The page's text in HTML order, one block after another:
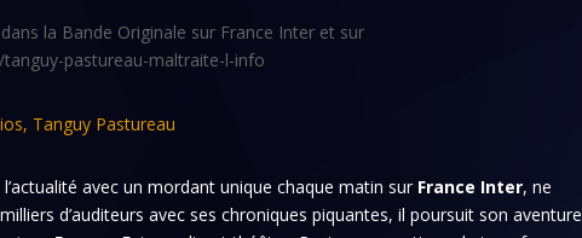
la Bande Originale sur France Inter et sur
pastureau-maltraite-l-info
, Tanguy Pastureau
avec un mordant unique chaque matin sur France Inter, ne
d’auditeurs avec ses chroniques piquantes, il poursuit son aventure